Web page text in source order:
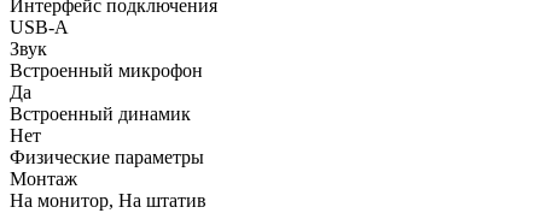
Интерфейс подключения
USB-A
Звук
Встроенный микрофон
Да
Встроенный динамик
Нет
Физические параметры
Монтаж
На монитор, На штатив